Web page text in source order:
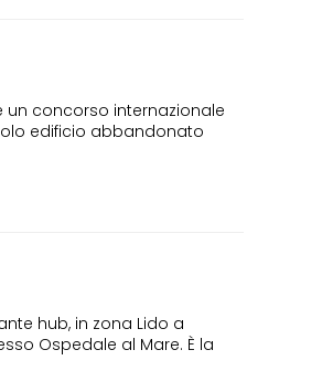
un concorso internazionale
edificio abbandonato
hub, in zona Lido a
Ospedale al Mare. È la